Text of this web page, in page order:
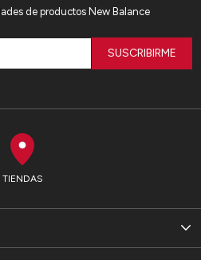
TIENDAS
de productos New Balance
SUSCRIBIRME